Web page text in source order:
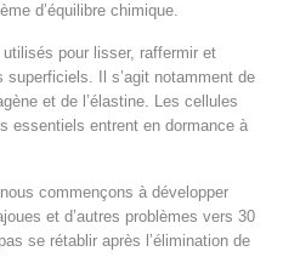
d’équilibre chimique.
pour lisser, raffermir et
Il s’agit notamment de
et de l’élastine. Les cellules
essentiels entrent en dormance à
commençons à développer
et d’autres problèmes vers 30
se rétablir après l’élimination de